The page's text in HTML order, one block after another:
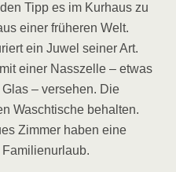
Tipp es im Kurhaus zu
einer früheren Welt.
ein Juwel seiner Art.
einer Nasszelle – etwas
– versehen. Die
Waschtische behalten.
Zimmer haben eine